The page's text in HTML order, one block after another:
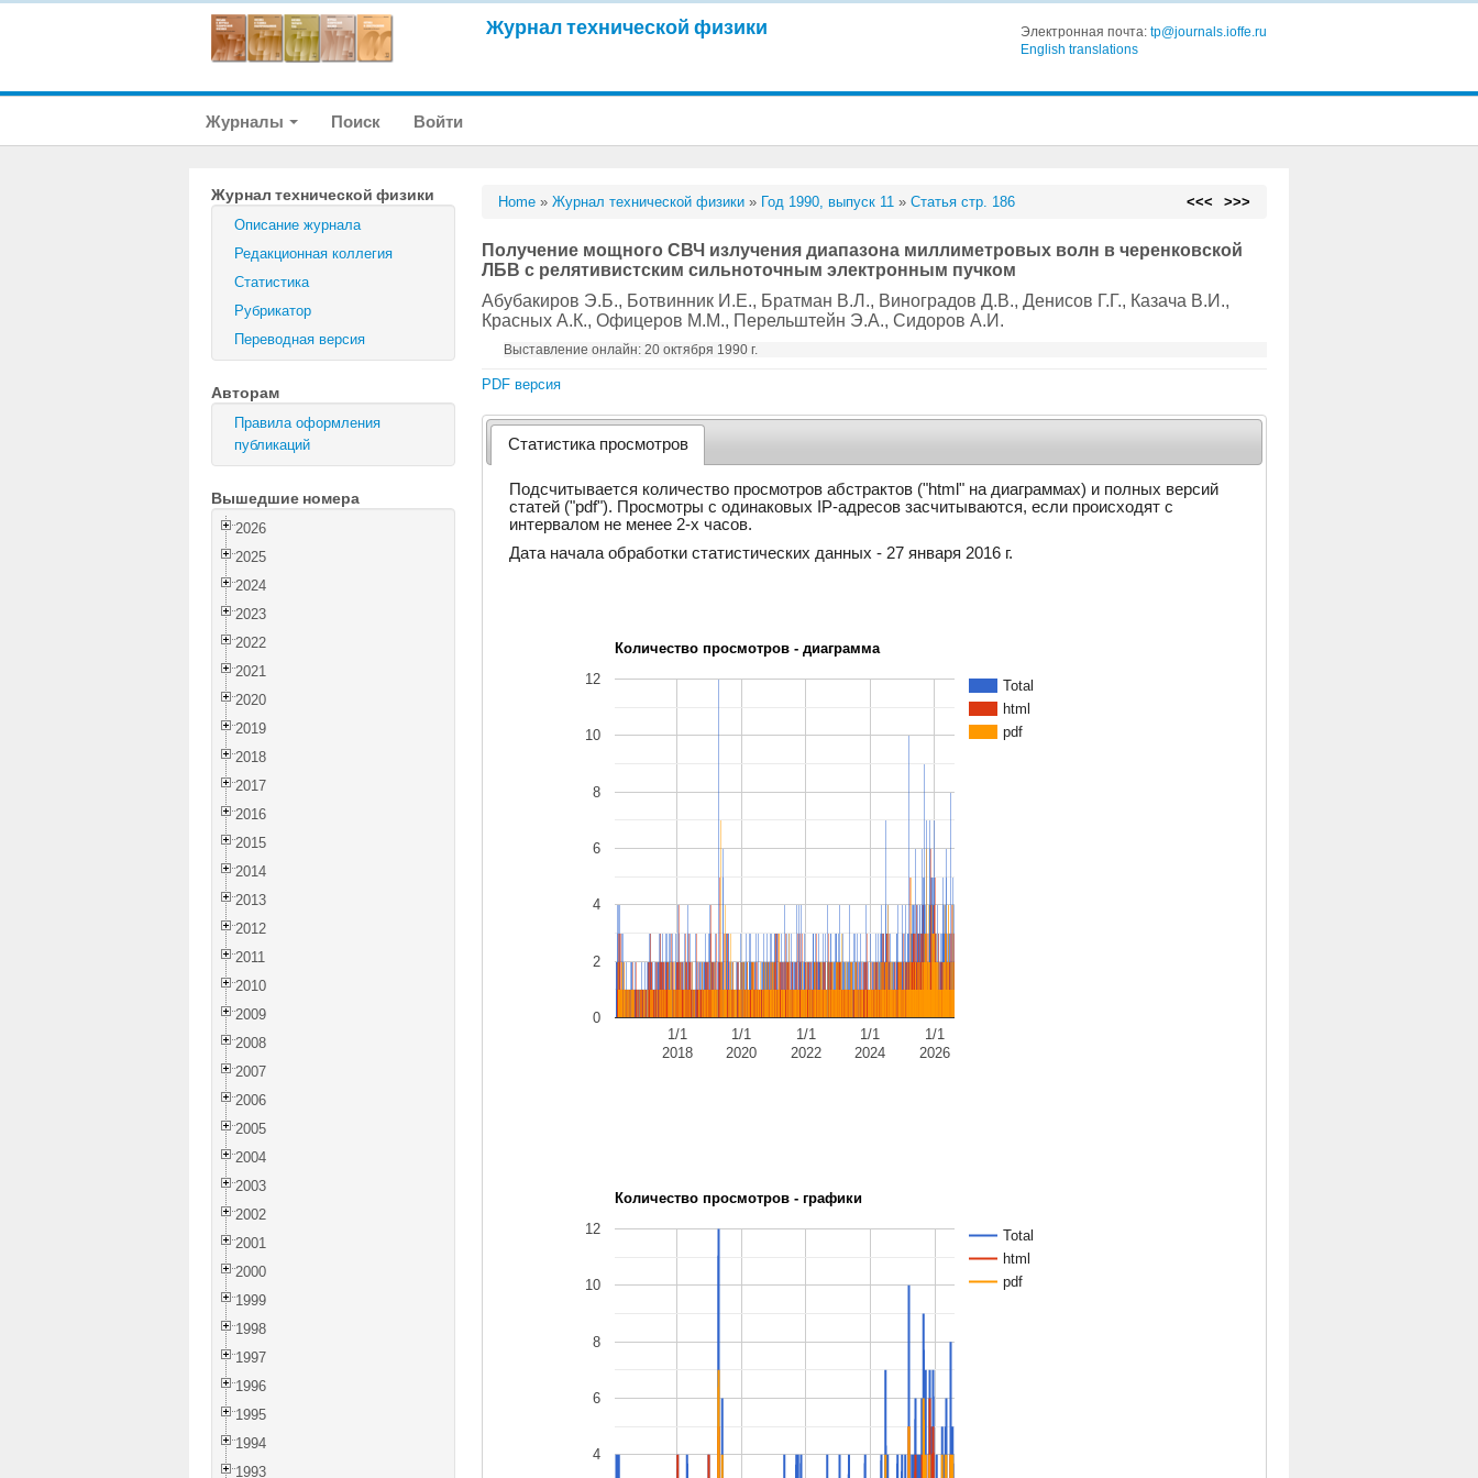
Журнал технической физики Электронная почта: tp@journals.ioffe.ru
English translations
Журналы Поиск Войти
Журнал технической физики
Описание журнала
Редакционная коллегия
Статистика
Рубрикатор
Переводная версия
Авторам
Правила оформления
публикаций
Вышедшие номера
2026
2025
2024
2023
2022
2021
2020
2019
2018
2017
2016
2015
2014
2013
2012
2011
2010
2009
2008
2007
2006
2005
2004
2003
2002
2001
2000
1999
1998
1997
1996
1995
1994
1993
Home »Журнал технической физики » Год 1990, выпуск 11 »Статья стр. 186 <<< >>>
Получение мощного СВЧ излучения диапазона миллиметровых волн в черенковской
ЛБВ с релятивистским сильноточным электронным пучком
Абубакиров Э.Б., Ботвинник И.Е., Братман В.Л., Виноградов Д.В., Денисов Г.Г., Казача В.И.,
Красных А.К., Офицеров М.М., Перельштейн Э.А., Сидоров А.И.
Выставление онлайн: 20 октября 1990 г.
PDF версия
Статистика просмотров
Подсчитывается количество просмотров абстрактов ("html" на диаграммах) и полных версий
статей ("pdf"). Просмотры с одинаковых IP-адресов засчитываются, если происходят с
интервалом не менее 2-х часов.
Дата начала обработки статистических данных - 27 января 2016 г.
Количество просмотров - диаграмма
Total
html
pdf
1/1
2018
1/1
2020
1/1
2022
1/1
2024
1/1
2026
0
2
4
6
8
10
12
Количество просмотров - графики
Total
html
pdf
4
6
8
10
12